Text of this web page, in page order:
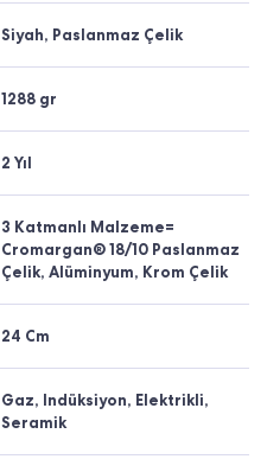
Siyah, Paslanmaz Çelik
1288 gr
2 Yıl
3 Katmanlı Malzeme=
Cromargan® 18/10 Paslanmaz
Çelik, Alüminyum, Krom Çelik
24 Cm
Gaz, Indüksiyon, Elektrikli,
Seramik